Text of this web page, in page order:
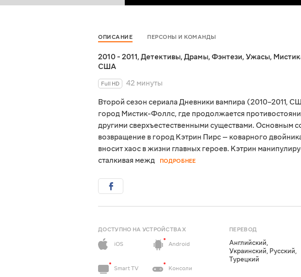
ОПИСАНИЕ ПЕРСОНЫ И КОМАНДЫ
2010 - 2011, Детективы, Драмы, Фэнтези, Ужасы,
США
Full HD
42 минуты
Второй сезон сериала Дневники вампира (2010–2011,
город Мистик-Фоллс, где продолжается
другими сверхъестественными существами. Основным
возвращение в город Кэтрин Пирс — коварного
вносит хаос в жизни главных героев. Кэтрин
сталкивая межд
ПОДРОБНЕЕ
ДОСТУПНО НА УСТРОЙСТВАХ
iOS
Android
Smart TV Консоли
ПЕРЕВОД
Английский,
Украинский, Русский,
Турецкий